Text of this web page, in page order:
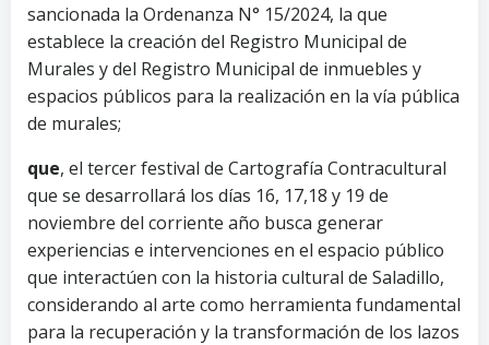
sancionada la Ordenanza N° 15/2024, la que
establece la creación del Registro Municipal de
Murales y del Registro Municipal de inmuebles y
espacios públicos para la realización en la vía pública
de murales;
que, el tercer festival de Cartografía Contracultural
que se desarrollará los días 16, 17,18 y 19 de
noviembre del corriente año busca generar
experiencias e intervenciones en el espacio público
que interactúen con la historia cultural de Saladillo,
considerando al arte como herramienta fundamental
para la recuperación y la transformación de los lazos